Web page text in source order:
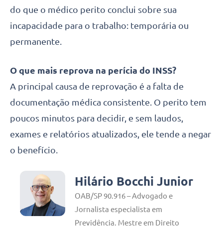
do que o médico perito conclui sobre sua
incapacidade para o trabalho: temporária ou
permanente.
O que mais reprova na perícia do INSS?
A principal causa de reprovação é a falta de
documentação médica consistente. O perito tem
poucos minutos para decidir, e sem laudos,
exames e relatórios atualizados, ele tende a negar
o benefício.
Hilário Bocchi Junior
OAB/SP 90.916 – Advogado e
Jornalista especialista em
Previdência. Mestre em Direito